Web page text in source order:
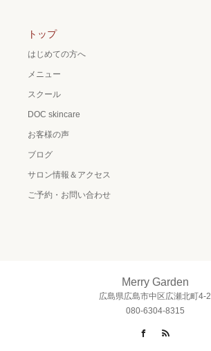
トップ
はじめての方へ
メニュー
スクール
DOC skincare
お客様の声
ブログ
サロン情報＆アクセス
ご予約・お問い合わせ
Merry Garden
広島県広島市中区広瀬北町4-2
080-6304-8315
Facebook